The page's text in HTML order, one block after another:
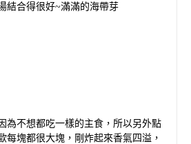
結合得很好~滿滿的海帶芽
為不想都吃一樣的主食，所以另外點
每塊都很大塊，剛炸起來香氣四溢，